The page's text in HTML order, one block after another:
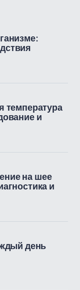
температура
и
на шее
и
день